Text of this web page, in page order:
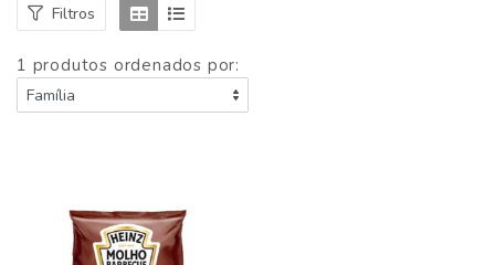
Filtros
1 produtos ordenados por: